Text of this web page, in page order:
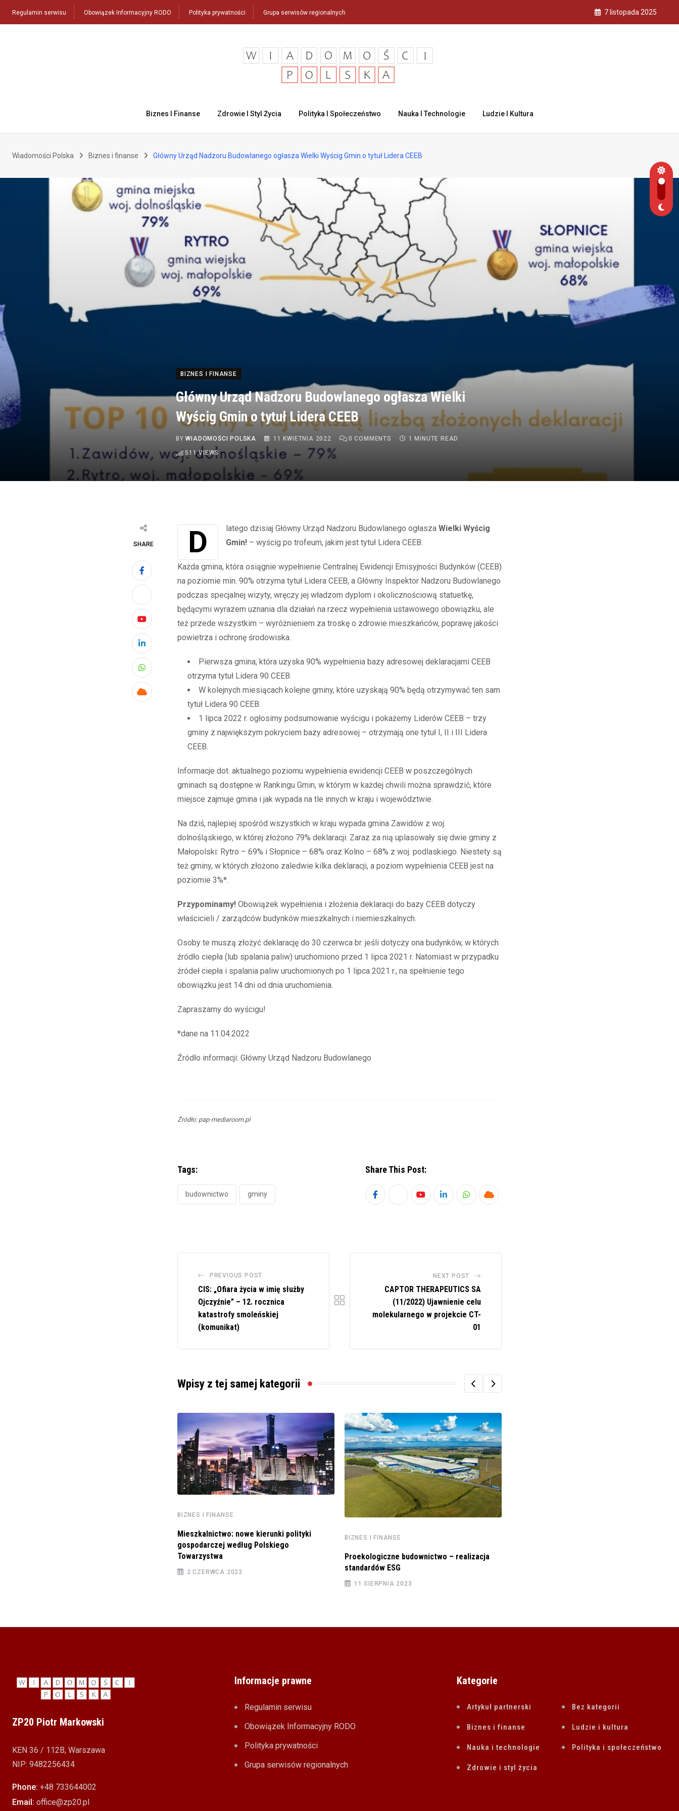
Regulamin serwisu Obowiązek Informacyjny RODO Polityka prywatności Grupa serwisów regionalnych 7 listopada 2025
Biznes I Finanse Zdrowie I Styl Życia Polityka I Społeczeństwo Nauka I Technologie Ludzie I Kultura
Wiadomości Polska Biznes i finanse Główny Urząd Nadzoru Budowlanego ogłasza Wielki Wyścig Gmin o tytuł Lidera CEEB
BIZNES I FINANSE
Główny Urząd Nadzoru Budowlanego ogłasza Wielki
Wyścig Gmin o tytuł Lidera CEEB
BYWIADOMOŚCI POLSKA 11 KWIETNIA 2022 0 COMMENTS
1 MINUTE READ
511VIEWS
SHARE
Youtube
LinkedIn
Whatsapp
Cloud
Dlatego dzisiaj Główny Urząd Nadzoru Budowlanego ogłasza Wielki Wyścig
Gmin! – wyścig po trofeum, jakim jest tytuł Lidera CEEB.
Każda gmina, która osiągnie wypełnienie Centralnej Ewidencji Emisyjności Budynków (CEEB)
na poziomie min. 90% otrzyma tytuł Lidera CEEB, a Główny Inspektor Nadzoru Budowlanego
podczas specjalnej wizyty, wręczy jej władzom dyplom i okolicznościową statuetkę,
będącymi wyrazem uznania dla działań na rzecz wypełnienia ustawowego obowiązku, ale
też przede wszystkim – wyróżnieniem za troskę o zdrowie mieszkańców, poprawę jakości
powietrza i ochronę środowiska.
Pierwsza gmina, która uzyska 90% wypełnienia bazy adresowej deklaracjami CEEB
otrzyma tytuł Lidera 90 CEEB.
W kolejnych miesiącach kolejne gminy, które uzyskają 90% będą otrzymywać ten sam
tytuł Lidera 90 CEEB.
1 lipca 2022 r. ogłosimy podsumowanie wyścigu i pokażemy Liderów CEEB – trzy
gminy z największym pokryciem bazy adresowej – otrzymają one tytuł I, II i III Lidera
CEEB.
Informacje dot. aktualnego poziomu wypełnienia ewidencji CEEB w poszczególnych
gminach są dostępne w Rankingu Gmin, w którym w każdej chwili można sprawdzić, które
miejsce zajmuje gmina i jak wypada na tle innych w kraju i województwie.
Na dziś, najlepiej spośród wszystkich w kraju wypada gmina Zawidów z woj.
dolnośląskiego, w której złożono 79% deklaracji. Zaraz za nią uplasowały się dwie gminy z
Małopolski: Rytro – 69% i Słopnice – 68% oraz Kolno – 68% z woj. podlaskiego. Niestety są
też gminy, w których złożono zaledwie kilka deklaracji, a poziom wypełnienia CEEB jest na
poziomie 3%*.
Przypominamy! Obowiązek wypełnienia i złożenia deklaracji do bazy CEEB dotyczy
właścicieli / zarządców budynków mieszkalnych i niemieszkalnych.
Osoby te muszą złożyć deklarację do 30 czerwca br. jeśli dotyczy ona budynków, w których
źródło ciepła (lub spalania paliw) uruchomiono przed 1 lipca 2021 r. Natomiast w przypadku
źródeł ciepła i spalania paliw uruchomionych po 1 lipca 2021 r., na spełnienie tego
obowiązku jest 14 dni od dnia uruchomienia.
Zapraszamy do wyścigu!
*dane na 11.04.2022
Źródło informacji: Główny Urząd Nadzoru Budowlanego
Źródło: pap-mediaroom.pl
Tags:
budownictwo gminy
Share This Post:
YoutubeLinkedInWhatsapp
Cloud
PREVIOUS POST
CIS: „Ofiara życia w imię służby
Ojczyźnie” – 12. rocznica
katastrofy smoleńskiej
(komunikat)
NEXT POST
CAPTOR THERAPEUTICS SA
(11/2022) Ujawnienie celu
molekularnego w projekcie CT-
01
Wpisy z tej samej kategorii
BIZNES I FINANSE
Mieszkalnictwo: nowe kierunki polityki
gospodarczej według Polskiego
Towarzystwa
2 CZERWCA 2023
BIZNES I FINANSE
Proekologiczne budownictwo – realizacja
standardów ESG
11 SIERPNIA 2023
ZP20 Piotr Markowski
KEN 36 / 112B, Warszawa
NIP: 9482256434
Phone: +48 733644002
Email: office@zp20.pl
Informacje prawne
Regulamin serwisu
Obowiązek Informacyjny RODO
Polityka prywatności
Grupa serwisów regionalnych
Kategorie
Artykuł partnerski Bez kategorii
Biznes i finanse Ludzie i kultura
Nauka i technologie Polityka i społeczeństwo
Zdrowie i styl życia